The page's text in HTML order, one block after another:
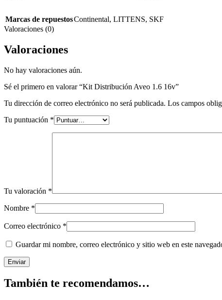
Marcas de repuestosContinental, LITTENS, SKF
Valoraciones (0)
Valoraciones
No hay valoraciones aún.
Sé el primero en valorar “Kit Distribución Aveo 1.6 16v”
Tu dirección de correo electrónico no será publicada. Los campos
Tu puntuación *
Tu valoración *
Nombre *
Correo electrónico *
Guardar mi nombre, correo electrónico y sitio web en este
También te recomendamos…